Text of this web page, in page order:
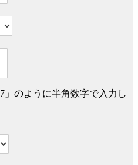
」のように半角数字で入力し